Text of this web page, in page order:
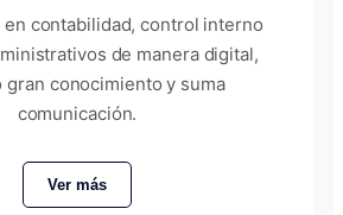
en contabilidad, control interno
de manera digital,
gran conocimiento y suma
comunicación.
Ver más